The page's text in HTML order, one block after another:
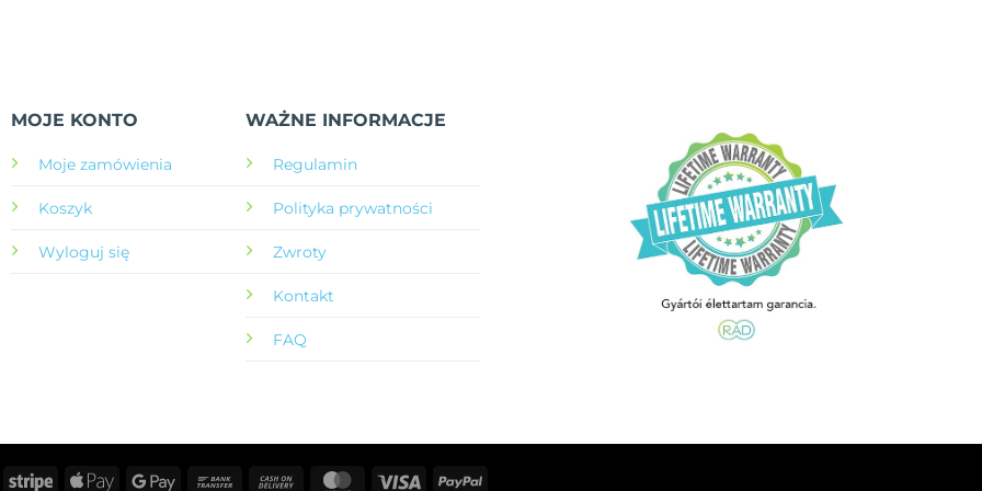
MOJE KONTO
Moje zamówienia
Koszyk
Wyloguj się
WAŻNE INFORMACJE
Regulamin
Polityka prywatności
Zwroty
Kontakt
FAQ
Stripe Apple Google Bank Cash MasterCard
Visa PayPal